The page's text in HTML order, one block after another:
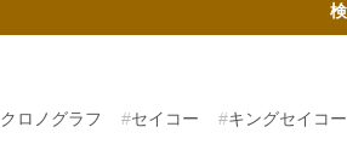
クロノグラフ セイコー キングセイコー